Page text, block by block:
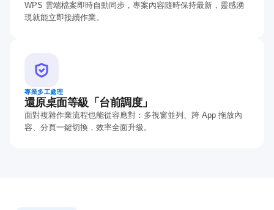
WPS 雲端檔案即時自動同步，專案內容隨時保持最新，靈感湧
現就能立即接續作業。
專業多工處理
還原桌面等級「台前調度」
面對複雜作業流程也能從容應對：多視窗並列、跨 App 拖放內
容、分頁一鍵切換，效率全面升級。